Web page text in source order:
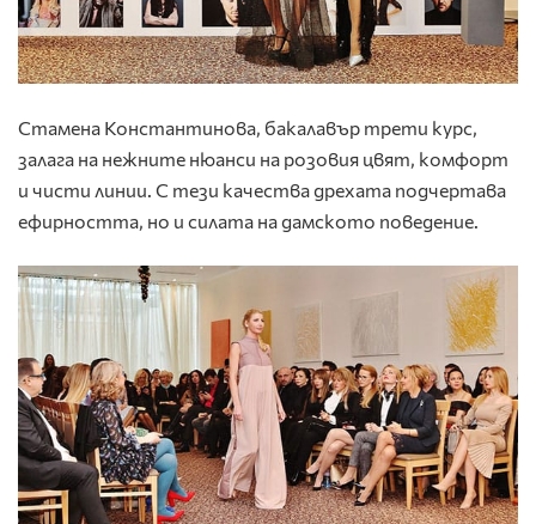
Стамена Константинова, бакалавър трети курс,
залага на нежните нюанси на розовия цвят, комфорт
и чисти линии. С тези качества дрехата подчертава
ефирността, но и силата на дамското поведение.